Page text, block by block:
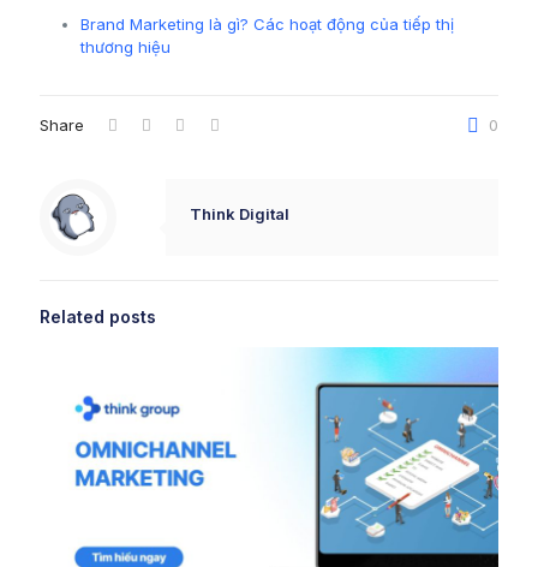
Brand Marketing là gì? Các hoạt động của tiếp thị
thương hiệu
Share 0
Think Digital
Related posts